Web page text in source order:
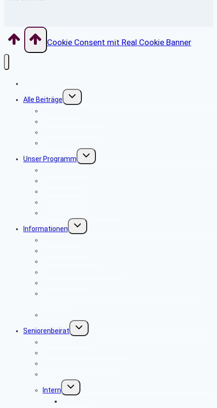
Cookie Consent mit Real Cookie Banner
Alle Beiträge
Untermenü
umschalten
Unser Programm
Untermenü
umschalten
Informationen
Untermenü
umschalten
Seniorenbeirat
Untermenü
umschalten
Intern
Untermenü
umschalten